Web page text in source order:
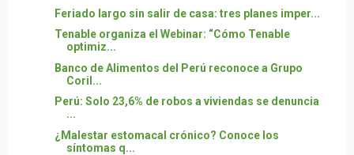
Feriado largo sin salir de casa: tres planes imper...
Tenable organiza el Webinar: “Cómo Tenable
optimiz...
Banco de Alimentos del Perú reconoce a Grupo
Coril...
Perú: Solo 23,6% de robos a viviendas se denuncia
...
¿Malestar estomacal crónico? Conoce los
síntomas q...